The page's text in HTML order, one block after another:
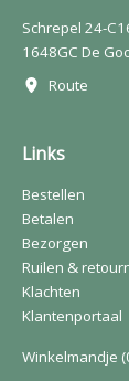
Schrepel 24-
1648GC De
Route
Links
Bestellen
Betalen
Bezorgen
Ruilen &
Klachten
Klantenportaal
Winkelmandje